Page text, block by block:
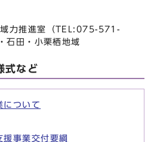
域力推進室（TEL:075-571-
石田・小栗栖地域
式など
について
援事業交付要綱